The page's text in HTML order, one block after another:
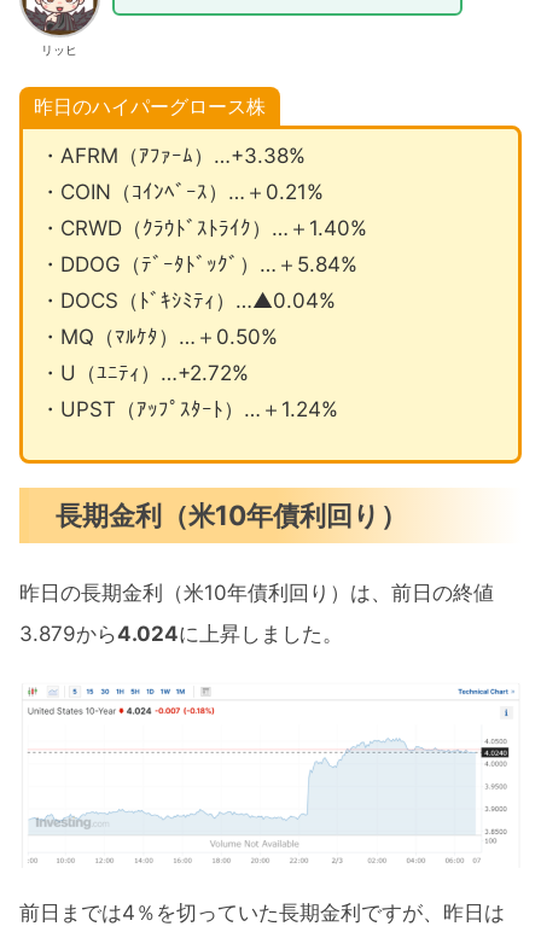
リッヒ
昨日のハイパーグロース株
・AFRM（ｱﾌｧｰﾑ）…+3.38%
・COIN（ｺｲﾝﾍﾞｰｽ）…＋0.21%
・CRWD（ｸﾗｳﾄﾞｽﾄﾗｲｸ）…＋1.40%
・DDOG（ﾃﾞｰﾀﾄﾞｯｸﾞ）…＋5.84%
・DOCS（ﾄﾞｷｼﾐﾃｨ）…▲0.04%
・MQ（ﾏﾙｹﾀ）…＋0.50%
・U（ﾕﾆﾃｨ）…+2.72%
・UPST（ｱｯﾌﾟｽﾀｰﾄ）…＋1.24%
長期金利（米10年債利回り）
昨日の長期金利（米10年債利回り）は、前日の終値
3.879から4.024に上昇しました。
前日までは4％を切っていた長期金利ですが、昨日は